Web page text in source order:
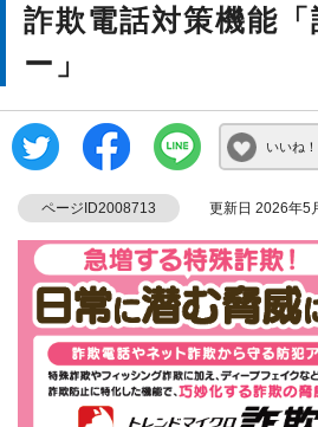
詐欺電話対策機能
ー」
いいね！
ページID2008713 更新日 2026年5